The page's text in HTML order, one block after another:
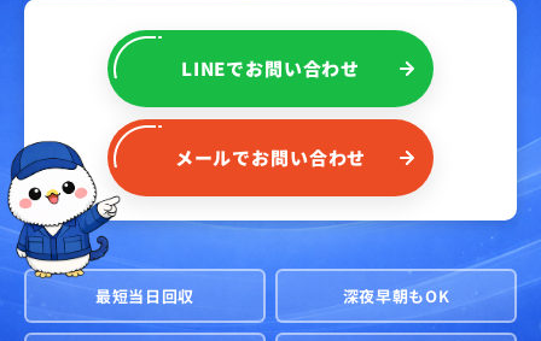
LINEでお問い合わせ
メールでお問い合わせ
最短当日回収 深夜早朝もOK